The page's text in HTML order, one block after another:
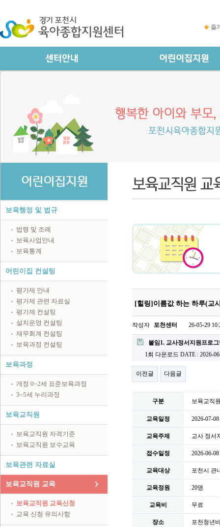
즐
보육행정 및 법규
법령 및 조례
보육사업안내
보육통계
어린이집 컨설팅
평가제 안내
평가제 관련 자료실
평가제 컨설팅
설치운영 컨설팅
재무회계 컨설팅
보육과정 컨설팅
보육과정
개정 0~2세 표준보육과정
3~5세 누리과정
보육교직원
보육교직원 자격기준
보육교직원 보수교육
보육관련 자료실
보육교직원 교육
보육교직원 교육신청
교육 신청 유의사항
[힐링]이름값 하는 하루(교
작성자 포천센터
26-05-29
첨부파일
붙임1. 교사정서지원프로
1회 다운로드 DATE : 2026-
이전글 다음글
구분 보육교직
교육일정 2026-07-
교육주제 교사 정서
접수일정 2026-06-
교육대상 포천시 관
교육정원 20명
교육비 무료
장소 포천청년